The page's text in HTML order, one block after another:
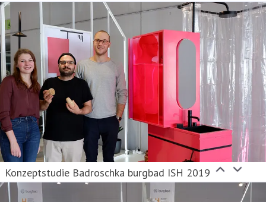
Konzeptstudie Badroschka burgbad ISH 2019